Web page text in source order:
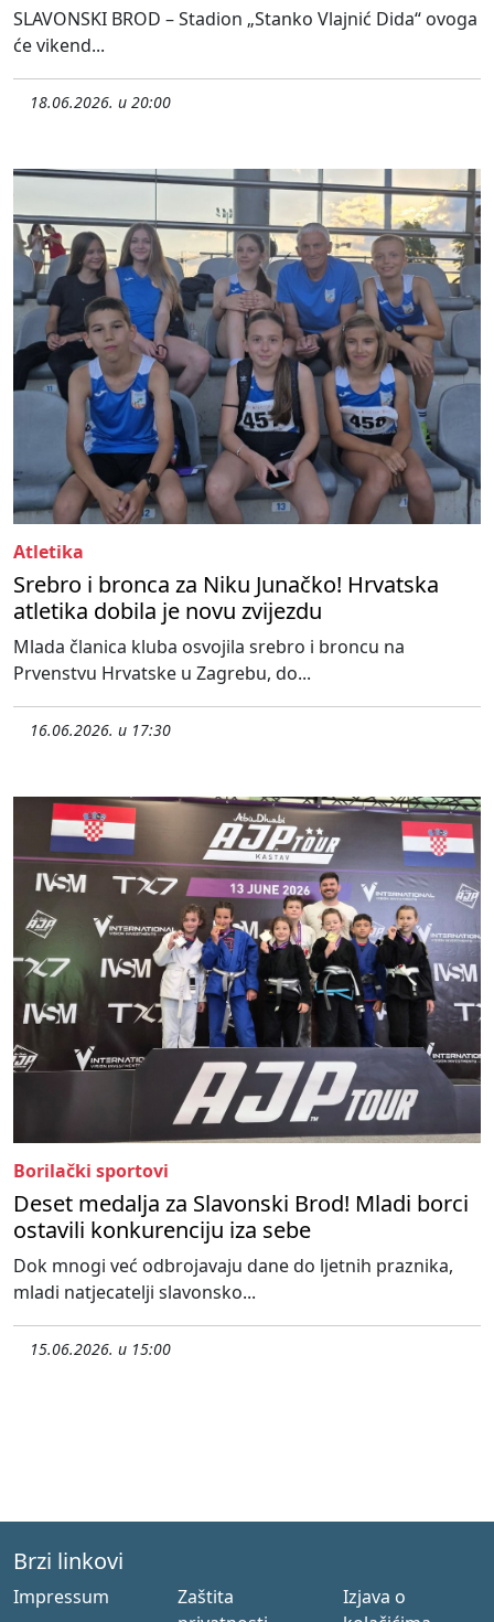
SLAVONSKI BROD – Stadion „Stanko Vlajnić Dida“ ovoga
će vikend...
18.06.2026. u 20:00
Atletika
Srebro i bronca za Niku Junačko! Hrvatska
atletika dobila je novu zvijezdu
Mlada članica kluba osvojila srebro i broncu na
Prvenstvu Hrvatske u Zagrebu, do...
16.06.2026. u 17:30
Borilački sportovi
Deset medalja za Slavonski Brod! Mladi borci
ostavili konkurenciju iza sebe
Dok mnogi već odbrojavaju dane do ljetnih praznika,
mladi natjecatelji slavonsko...
15.06.2026. u 15:00
Brzi linkovi
Impressum
Zaštita
Izjava o